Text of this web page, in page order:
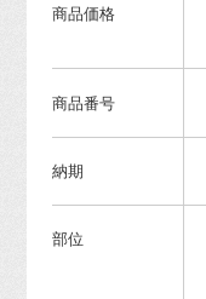
商品価格
商品番号
納期
部位